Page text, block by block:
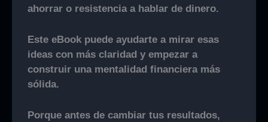
ahorrar o resistencia a hablar de dinero.
Este eBook puede ayudarte a mirar esas
ideas con más claridad y empezar a
construir una mentalidad financiera más
sólida.
Porque antes de cambiar tus resultados,